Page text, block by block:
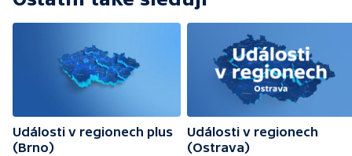
Události v regionech plus
(Brno)
Události v regionech
(Ostrava)